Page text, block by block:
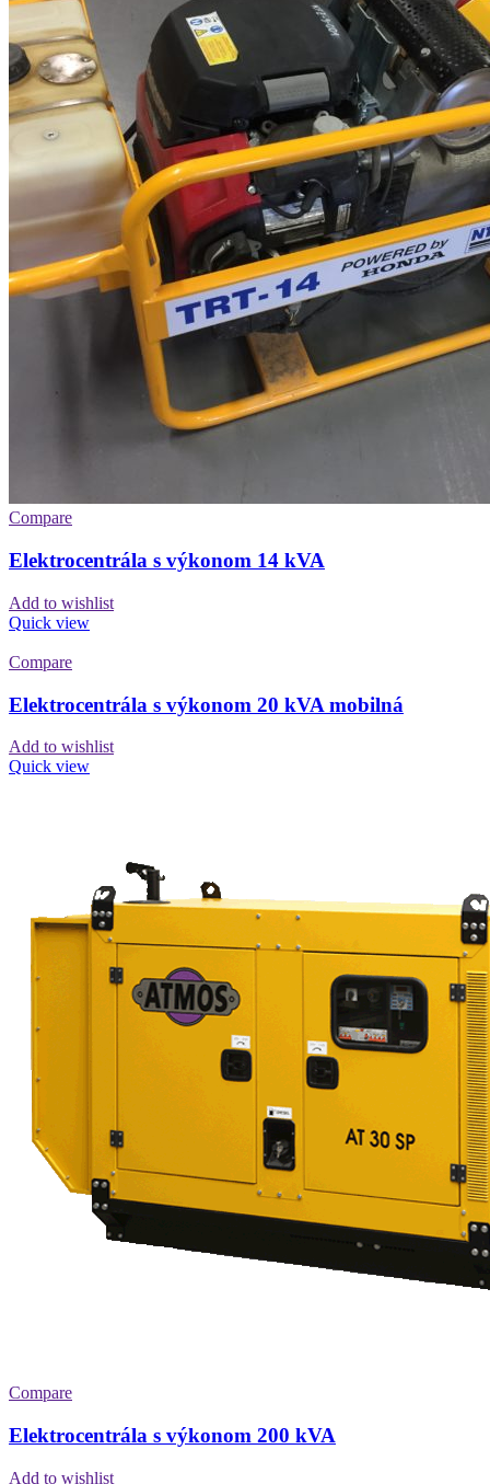
Compare
Elektrocentrála s výkonom 14 kVA
Add to wishlist
Quick view
Compare
Elektrocentrála s výkonom 20 kVA mobilná
Add to wishlist
Quick view
Compare
Elektrocentrála s výkonom 200 kVA
Add to wishlist